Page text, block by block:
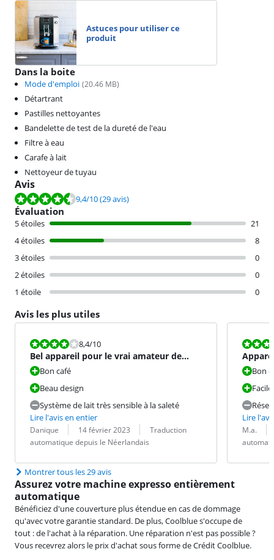
Astuces pour utiliser ce
produit
Dans la boite
Mode d'emploi (20.46 MB)
Détartrant
Pastilles nettoyantes
Bandelette de test de la dureté de l'eau
Filtre à eau
Carafe à lait
Nettoyeur de tuyau
Avis
La note est de 9,4 sur 10, basée sur 29 avis.
9,4/10(29 avis)
Évaluation
5 étoiles
21
4 étoiles
8
3 étoiles
0
2 étoiles
0
1 étoile
0
Avis les plus utiles
La note est 8,4 sur 10.
8,4/10
Bel appareil pour le vrai amateur de
café.Bon café
Beau design
Système de lait très sensible à la saleté
Lire l'avis en entier
Évaluation par :
Danique
Date : 14 février 2023
Traduction :
Traduction
automatique depuis le Néerlandais
La note est
Bon
Lire
Évaluation
M.a.
Date :
Traduction :
Montrer tous les 29 avis
Assurez votre machine expresso entièrement
automatique
Bénéficiez d'une couverture plus étendue en cas de dommage
qu'avec votre garantie standard. De plus, Coolblue s'occupe de
tout : de l'achat à la réparation. Une réparation n'est pas possible ?
Vous recevrez alors le prix d'achat sous forme de Crédit Coolblue.